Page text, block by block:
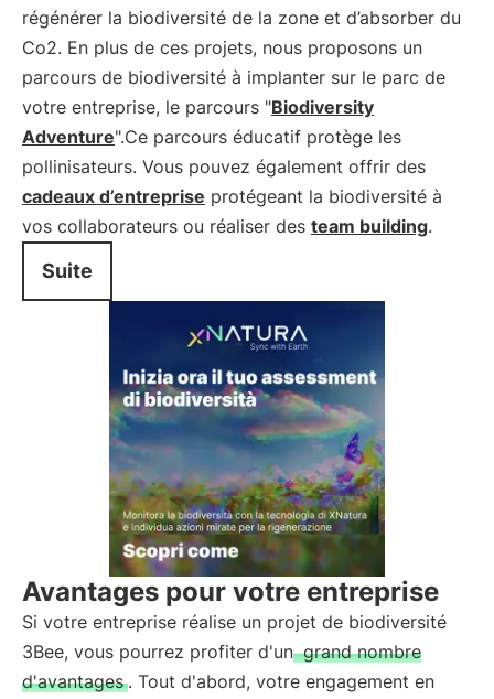
régénérer la biodiversité de la zone et d’absorber du
Co2. En plus de ces projets, nous proposons un
parcours de biodiversité à implanter sur le parc de
votre entreprise, le parcours "Biodiversity
Adventure".Ce parcours éducatif protège les
pollinisateurs. Vous pouvez également offrir des
cadeaux d’entreprise protégeant la biodiversité à
vos collaborateurs ou réaliser des team building.
Suite
Avantages pour votre entreprise
Si votre entreprise réalise un projet de biodiversité
3Bee, vous pourrez profiter d'un grand nombre
d'avantages . Tout d'abord, votre engagement en